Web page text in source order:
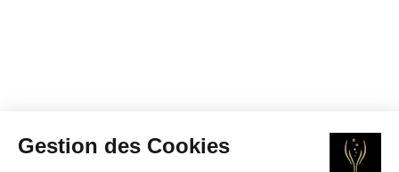
Gestion des Cookies